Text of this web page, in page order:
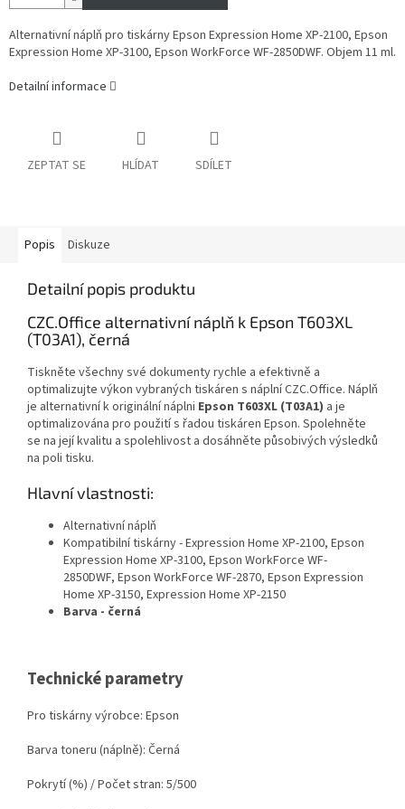
Alternativní náplň pro tiskárny Epson Expression Home XP-2100, Epson
Expression Home XP-3100, Epson WorkForce WF-2850DWF. Objem 11 ml.
Detailní informace
ZEPTAT SE HLÍDAT SDÍLET
Popis Diskuze
Detailní popis produktu
CZC.Office alternativní náplň k Epson T603XL
(T03A1), černá
Tiskněte všechny své dokumenty rychle a efektivně a
optimalizujte výkon vybraných tiskáren s náplní CZC.Office. Náplň
je alternativní k originální náplni Epson T603XL (T03A1) a je
optimalizována pro použití s řadou tiskáren Epson. Spolehněte
se na její kvalitu a spolehlivost a dosáhněte působivých výsledků
na poli tisku.
Hlavní vlastnosti:
Alternativní náplň
Kompatibilní tiskárny - Expression Home XP-2100, Epson
Expression Home XP-3100, Epson WorkForce WF-
2850DWF, Epson WorkForce WF-2870, Epson Expression
Home XP-3150, Expression Home XP-2150
Barva - černá
Technické parametry
Pro tiskárny výrobce: Epson
Barva toneru (náplně): Černá
Pokrytí (%) / Počet stran: 5/500